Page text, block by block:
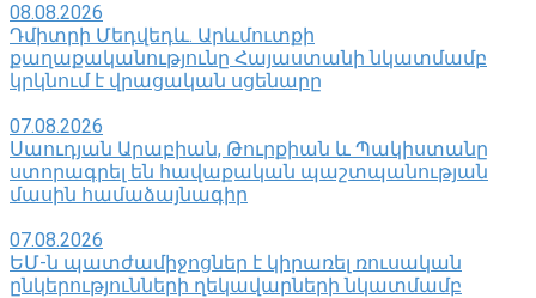
08.08.2026
Դմիտրի Մեդվեդև. Արևմուտքի
քաղաքականությունը Հայաստանի նկատմամբ
կրկնում է վրացական սցենարը
07.08.2026
Սաուդյան Արաբիան, Թուրքիան և Պակիստանը
ստորագրել են հավաքական պաշտպանության
մասին համաձայնագիր
07.08.2026
ԵՄ-ն պատժամիջոցներ է կիրառել ռուսական
ընկերությունների ղեկավարների նկատմամբ